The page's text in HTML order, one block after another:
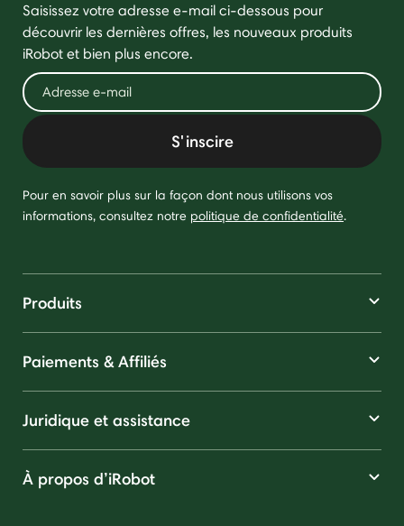
Saisissez votre adresse e-mail ci-dessous pour
découvrir les dernières offres, les nouveaux produits
iRobot et bien plus encore.
S'inscire
Pour en savoir plus sur la façon dont nous utilisons vos
informations, consultez notre politique de confidentialité.
Produits
Paiements & Affiliés
Juridique et assistance
À propos d’iRobot